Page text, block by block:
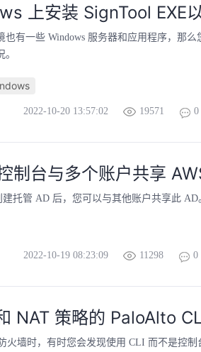
上安装 SignTool EXE
也有一些 Windows 服务器和应用程序，那
2022-10-20 13:57:02 19571 0
制台与多个账户共享
托管 AD 后，您可以与其他账户共享此 AD
2022-10-19 08:23:09 11298 0
NAT 策略的 PaloAlto
火墙时，有时您会发现使用 CLI 而不是控制